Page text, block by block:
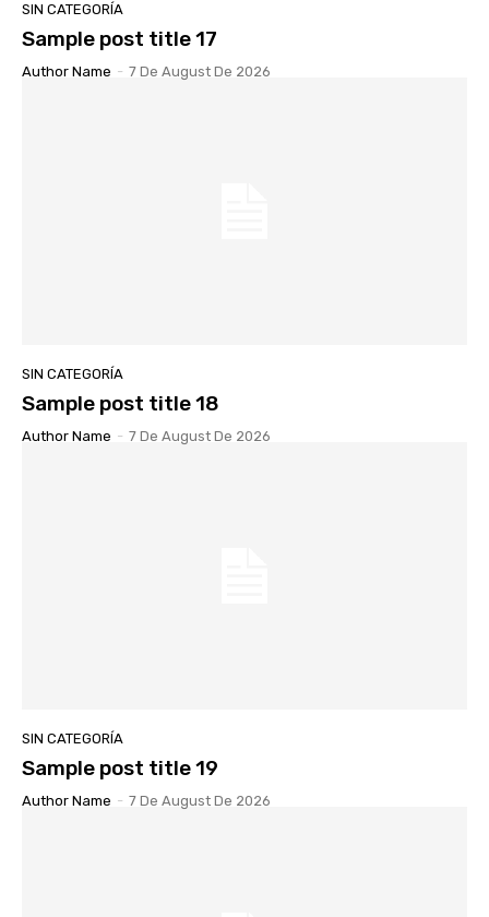
SIN CATEGORÍA
Sample post title 17
Author Name - 7 De August De 2026
SIN CATEGORÍA
Sample post title 18
Author Name - 7 De August De 2026
SIN CATEGORÍA
Sample post title 19
Author Name - 7 De August De 2026